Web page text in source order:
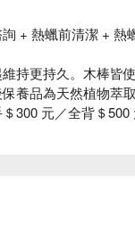
+ 熱蠟前清潔 + 熱
持更持久。木棒
養品為天然植物萃
300 元／全背＄500